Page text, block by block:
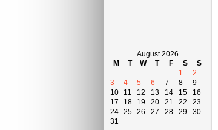
August 2026
M
T W T F S
S
1
2
3
4 5 6 7 8
9
10
11 12 13 14 15
16
17
18 19 20 21 22
23
24 25 26 27 28 29
30
31